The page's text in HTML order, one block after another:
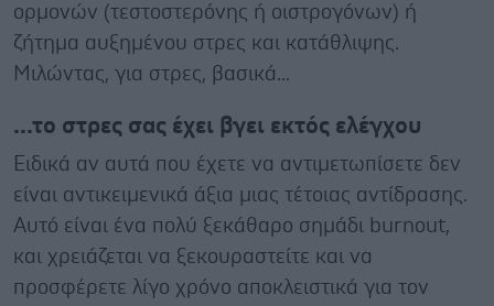
ορμονών (τεστοστερόνης ή οιστρογόνων) ή
ζήτημα αυξημένου στρες και κατάθλιψης.
Μιλώντας, για στρες, βασικά...
...το στρες σας έχει βγει εκτός ελέγχου
Ειδικά αν αυτά που έχετε να αντιμετωπίσετε δεν
είναι αντικειμενικά άξια μιας τέτοιας αντίδρασης.
Αυτό είναι ένα πολύ ξεκάθαρο σημάδι burnout,
και χρειάζεται να ξεκουραστείτε και να
προσφέρετε λίγο χρόνο αποκλειστικά για τον